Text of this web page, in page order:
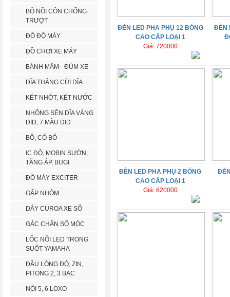
BỘ NỒI CÔN CHỐNG
TRƯỢT
ĐỒ ĐỘ MÁY
ĐỒ CHƠI XE MÁY
BÁNH MÂM - ĐÙM XE
ĐĨA THẮNG CÙI DĨA
KÉT NHỚT, KÉT NƯỚC
NHÔNG SÊN DĨA VÀNG
DID, 7 MÀU DID
BÔ, CỔ BÔ
IC ĐỘ, MOBIN SƯỜN,
TĂNG ÁP, BUGI
ĐỒ MÁY EXCITER
GẤP NHÔM
DÂY CUROA XE SỐ
GÁC CHÂN SỐ MÓC
LỐC NỒI LED TRONG
SUỐT YAMAHA
ĐẦU LÒNG ĐỘ, ZIN,
PITONG 2, 3 BẠC
NỒI 5, 6 LOXO
ĐÈN LED PHA PHỤ 12 BÓNG
CAO CẤP LOẠI 1
Giá: 720000
ĐÈN
ĐÈN LED PHA PHỤ 2 BÓNG
CAO CẤP LOẠI 1
Giá: 620000